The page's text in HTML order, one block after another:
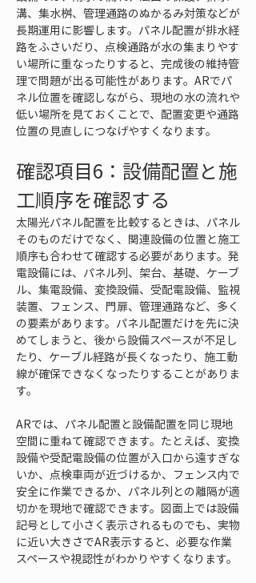
溝、集水桝、管理通路のぬかるみ対策などが
長期運用に影響します。パネル配置が排水経
路をふさいだり、点検通路が水の集まりやす
い場所に重なったりすると、完成後の維持管
理で問題が出る可能性があります。ARでパ
ネル位置を確認しながら、現地の水の流れや
低い場所を見ておくことで、配置変更や通路
位置の見直しにつなげやすくなります。
確認項目6：設備配置と施
工順序を確認する
太陽光パネル配置を比較するときは、パネル
そのものだけでなく、関連設備の位置と施工
順序も合わせて確認する必要があります。発
電設備には、パネル列、架台、基礎、ケーブ
ル、集電設備、変換設備、受配電設備、監視
装置、フェンス、門扉、管理通路など、多く
の要素があります。パネル配置だけを先に決
めてしまうと、後から設備スペースが不足し
たり、ケーブル経路が長くなったり、施工動
線が確保できなくなったりすることがありま
す。
ARでは、パネル配置と設備配置を同じ現地
空間に重ねて確認できます。たとえば、変換
設備や受配電設備の位置が入口から遠すぎな
いか、点検車両が近づけるか、フェンス内で
安全に作業できるか、パネル列との離隔が適
切かを現地で確認できます。図面上では設備
記号として小さく表示されるものでも、実物
に近い大きさでAR表示すると、必要な作業
スペースや視認性がわかりやすくなります。